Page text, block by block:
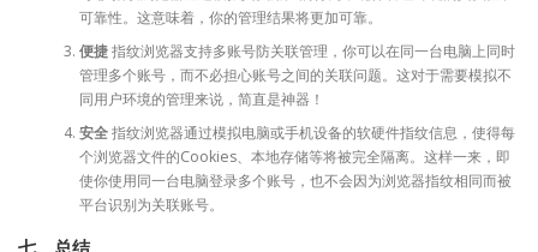
可靠性。这意味着，你的管理结果将更加可靠。
便捷指纹浏览器支持多账号防关联管理，你可以在同一台电脑上同时
管理多个账号，而不必担心账号之间的关联问题。这对于需要模拟不
同用户环境的管理来说，简直是神器！
安全指纹浏览器通过模拟电脑或手机设备的软硬件指纹信息，使得每
个浏览器文件的Cookies、本地存储等将被完全隔离。这样一来，即
使你使用同一台电脑登录多个账号，也不会因为浏览器指纹相同而被
平台识别为关联账号。
七、总结